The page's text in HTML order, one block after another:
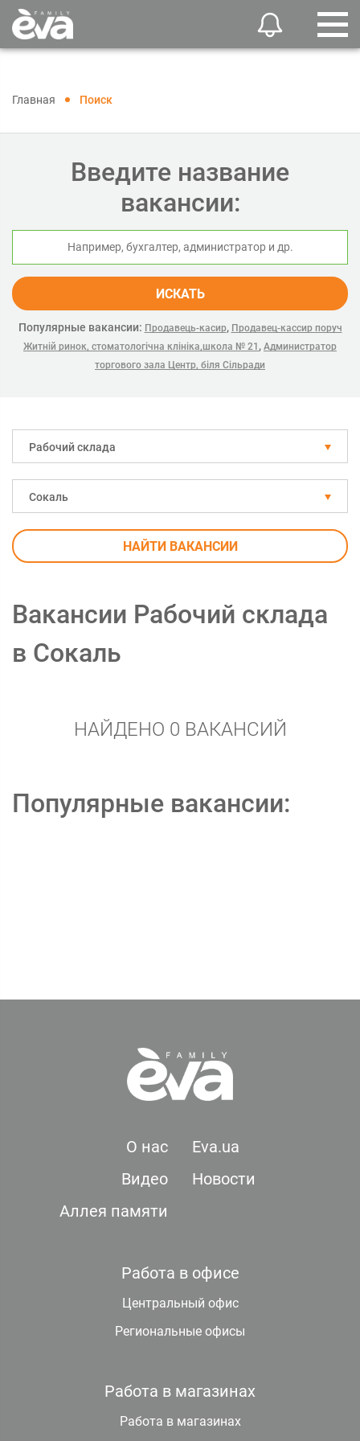
Главная Поиск
Введите название
вакансии:
ИСКАТЬ
Популярные вакансии: Продавець-касир, Продавец-кассир поруч
Житній ринок, стоматологічна клініка,школа № 21 , Администратор
торгового зала Центр, біля Сільради
Рабочий склада
Сокаль
НАЙТИ ВАКАНСИИ
Вакансии Рабочий склада
в Сокаль
НАЙДЕНО 0 ВАКАНСИЙ
Популярные вакансии:
О нас
Eva.ua
Видео
Новости
Аллея памяти
Работа в офисе
Центральный офис
Региональные офисы
Работа в магазинах
Работа в магазинах